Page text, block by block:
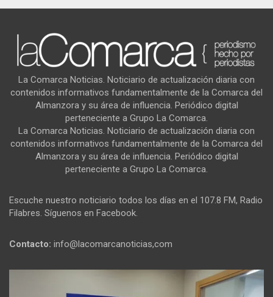
La Comarca Noticias. Noticiario de actualización diaria con
contenidos informativos fundamentalmente de la Comarca del
Almanzora y su área de influencia. Periódico digital
perteneciente a Grupo La Comarca.
La Comarca Noticias. Noticiario de actualización diaria con
contenidos informativos fundamentalmente de la Comarca del
Almanzora y su área de influencia. Periódico digital
perteneciente a Grupo La Comarca.
Escuche nuestro noticiario todos los días en el 107.8 FM, Radio
Filabres. Síguenos en Facebook.
Contacto: info@lacomarcanoticias,com